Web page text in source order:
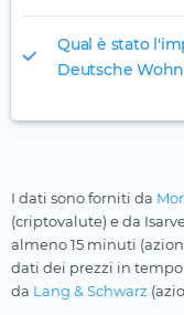
Qual è stato
Deutsche
I dati sono forniti da
(criptovalute) e da
almeno 15 minuti
dati dei prezzi in
da Lang & Schwarz